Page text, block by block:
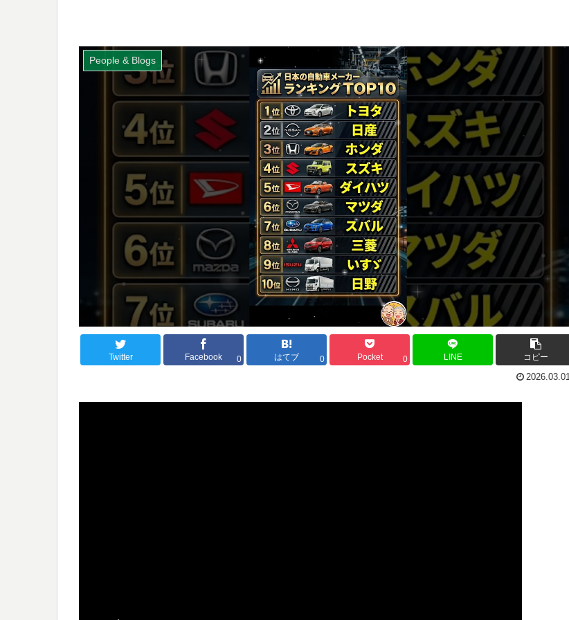
People & Blogs
Twitter Facebook 0 はてブ 0 Pocket 0 LINE コピー
2026.03.01